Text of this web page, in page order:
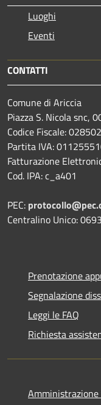
Luoghi
Eventi
CONTATTI
Comune di Ariccia
Piazza S. Nicola snc,
Codice Fiscale:
Partita IVA:
Fatturazione
Cod. IPA: c_a401
PEC:
Centralino Unico:
Prenotazione
Segnalazione
Leggi le FAQ
Richiesta